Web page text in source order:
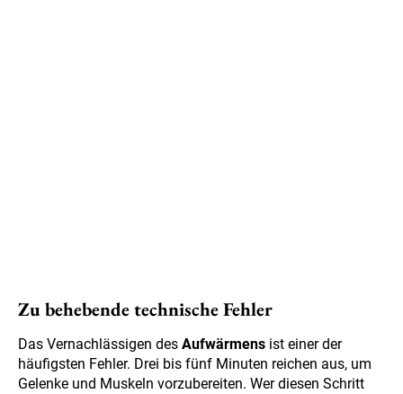
Zu behebende technische Fehler
Das Vernachlässigen des Aufwärmens ist einer der
häufigsten Fehler. Drei bis fünf Minuten reichen aus, um
Gelenke und Muskeln vorzubereiten. Wer diesen Schritt